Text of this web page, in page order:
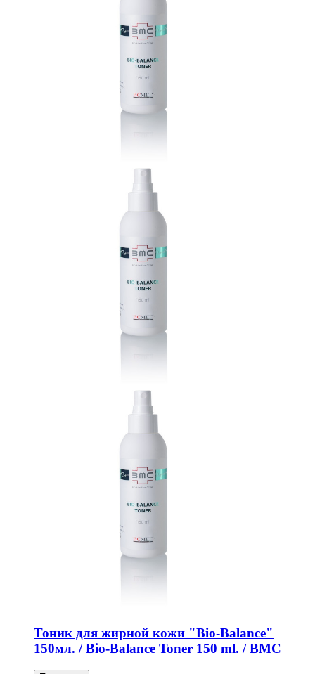
Тоник для жирной кожи "Bio-Balance"
150мл. / Bio-Balance Toner 150 ml. / BMC